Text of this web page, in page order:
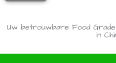
Uw betrouwbare Food
in